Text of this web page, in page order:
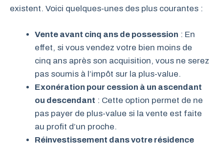
existent. Voici quelques-unes des plus courantes :
Vente avant cinq ans de possession : En
effet, si vous vendez votre bien moins de
cinq ans après son acquisition, vous ne serez
pas soumis à l’impôt sur la plus-value.
Exonération pour cession à un ascendant
ou descendant : Cette option permet de ne
pas payer de plus-value si la vente est faite
au profit d’un proche.
Réinvestissement dans votre résidence